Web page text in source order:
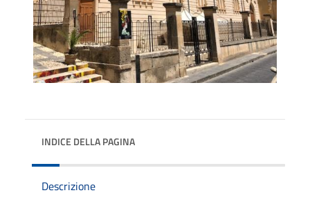
INDICE DELLA PAGINA
Descrizione